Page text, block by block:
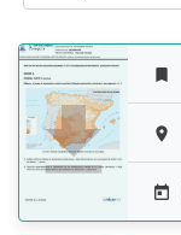



